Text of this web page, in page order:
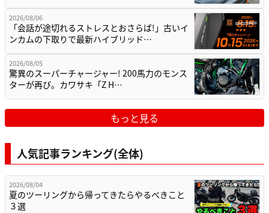
2026/08/06
「会話が途切れるストレスとおさらば!」古いイ
ンカムの下取りで最新ハイブリッド…
2026/08/05
驚異のスーパーチャージャー! 200馬力のモンス
ターが再び。カワサキ「Z H…
もっと見る
人気記事ランキング(全体)
2026/08/04
夏のツーリングから帰ってきたらやるべきこと
３選